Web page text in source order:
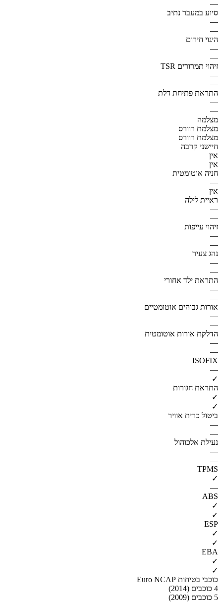
—
סיוע במעבר נתיב
—
—
היגוי חירום
—
—
זיהוי תמרורים TSR
—
—
התראת פתיחת דלת
—
—
מצלמה
מצלמת רוורס
מצלמת רוורס
חיישני קרבה
אין
אין
חניה אוטומטית
—
אין
ראיית לילה
—
—
זיהוי עייפות
—
—
נהג צעיר
—
—
התראת ילד אחורי
—
—
אורות גבוהים אוטומטיים
—
—
הדלקת אורות אוטומטית
—
—
ISOFIX
—
✓
התראת חגורות
✓
✓
ביטול כרית אוויר
—
—
נעילת אלכוהול
—
—
TPMS
✓
—
ABS
✓
✓
ESP
✓
✓
EBA
✓
✓
כוכבי בטיחות Euro NCAP
4 כוכבים (2014)
5 כוכבים (2009)